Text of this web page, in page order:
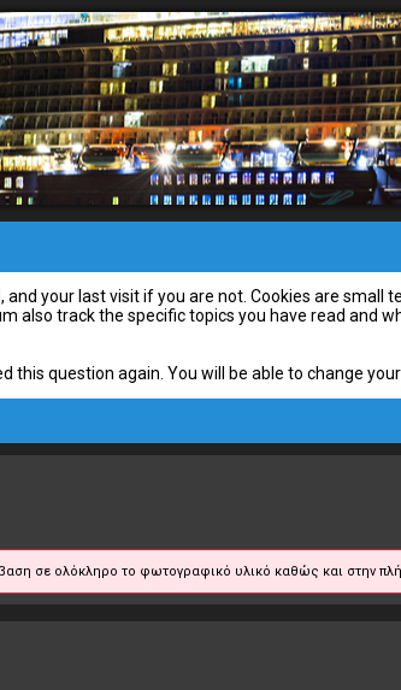
your last visit if you are not. Cookies are small
also track the specific topics you have read and
question again. You will be able to change
σε ολόκληρο το φωτογραφικό υλικό καθώς και στην